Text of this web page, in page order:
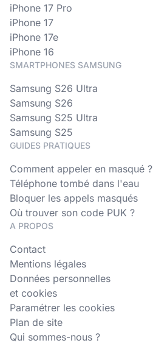
iPhone 17 Pro
iPhone 17
iPhone 17e
iPhone 16
SMARTPHONES SAMSUNG
Samsung S26 Ultra
Samsung S26
Samsung S25 Ultra
Samsung S25
GUIDES PRATIQUES
Comment appeler en masqué ?
Téléphone tombé dans l'eau
Bloquer les appels masqués
Où trouver son code PUK ?
A PROPOS
Contact
Mentions légales
Données personnelles
et cookies
Paramétrer les cookies
Plan de site
Qui sommes-nous ?